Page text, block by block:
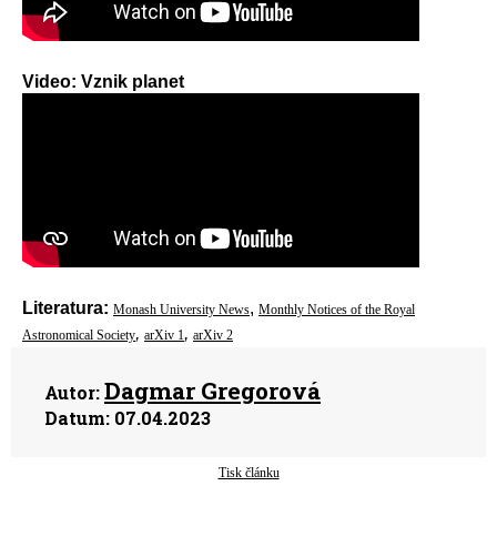
Video: Vznik planet
Literatura: Monash University News, Monthly Notices of the Royal
Astronomical Society, arXiv 1 , arXiv 2
Autor:Dagmar Gregorová
Datum: 07.04.2023
Tisk článku